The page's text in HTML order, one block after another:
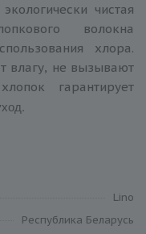
чистая
волокна
хлора.
влагу, не вызывают
гарантирует
Lino
Республика Беларусь